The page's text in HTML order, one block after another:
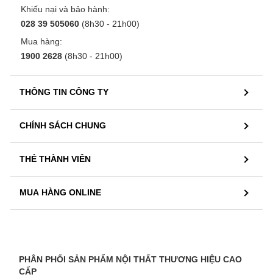
Khiếu nại và bảo hành:
028 39 505060 (8h30 - 21h00)
Mua hàng:
1900 2628 (8h30 - 21h00)
THÔNG TIN CÔNG TY
CHÍNH SÁCH CHUNG
THẺ THÀNH VIÊN
MUA HÀNG ONLINE
PHÂN PHỐI SẢN PHẨM NỘI THẤT THƯƠNG HIỆU CAO
CẤP